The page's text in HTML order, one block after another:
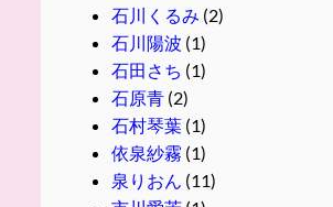
石川くるみ (2)
石川陽波 (1)
石田さち (1)
石原青(2)
石村琴葉(1)
依泉紗霧 (1)
泉りおん (11)